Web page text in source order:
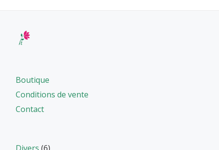
Boutique
Conditions de vente
Contact